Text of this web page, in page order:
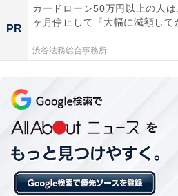
PR
カードローン50万円以上の人
ヶ月停止して『大幅に減額して
渋谷法務総合事務所